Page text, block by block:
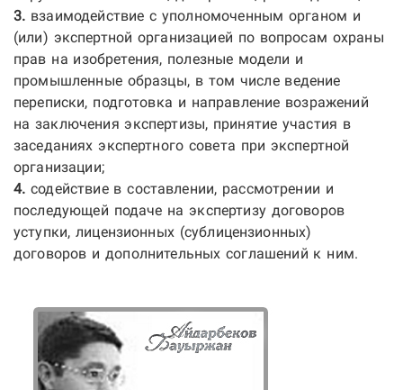
3. взаимодействие с уполномоченным органом и
(или) экспертной организацией по вопросам охраны
прав на изобретения, полезные модели и
промышленные образцы, в том числе ведение
переписки, подготовка и направление возражений
на заключения экспертизы, принятие участия в
заседаниях экспертного совета при экспертной
организации;
4. содействие в составлении, рассмотрении и
последующей подаче на экспертизу договоров
уступки, лицензионных (сублицензионных)
договоров и дополнительных соглашений к ним.